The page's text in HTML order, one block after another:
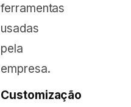
ferramentas
usadas
pela
empresa.
Customização